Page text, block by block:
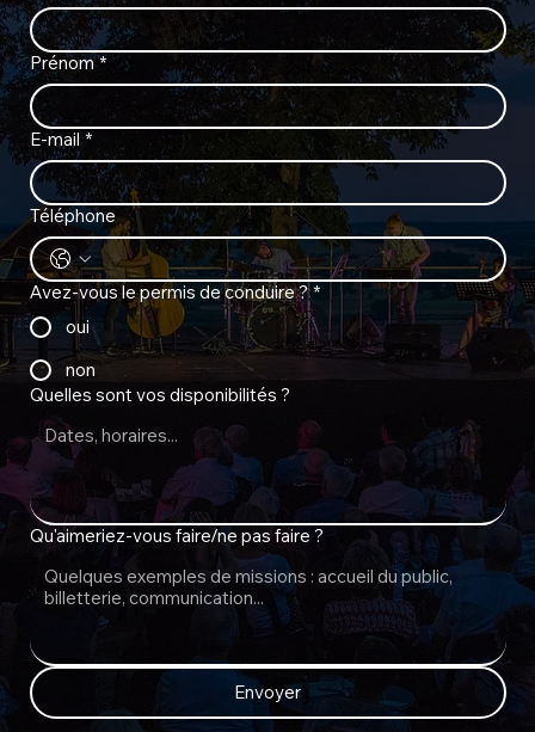
Prénom *
E‑mail *
Téléphone
Avez-vous le permis de conduire ? *
oui
non
Quelles sont vos disponibilités ?
Qu'aimeriez-vous faire/ne pas faire ?
Envoyer